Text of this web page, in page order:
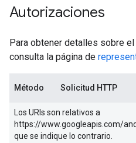
Autorizaciones
Para obtener detalles sobre
consulta la página de
Método Solicitud HTTP
Los URIs son relativos a
https://www.googleapis.com/
que se indique lo contrario.